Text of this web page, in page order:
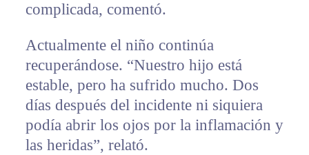
complicada, comentó.
Actualmente el niño continúa
recuperándose. “Nuestro hijo está
estable, pero ha sufrido mucho. Dos
días después del incidente ni siquiera
podía abrir los ojos por la inflamación y
las heridas”, relató.